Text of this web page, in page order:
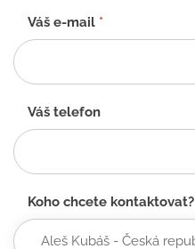
Váš e-mail *
Váš telefon
Koho chcete kontaktovat?